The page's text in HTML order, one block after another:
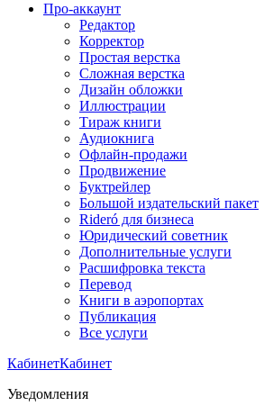
Про-аккаунт
Редактор
Корректор
Простая верстка
Сложная верстка
Дизайн обложки
Иллюстрации
Тираж книги
Аудиокнига
Офлайн-продажи
Продвижение
Буктрейлер
Большой издательский пакет
Rideró для бизнеса
Юридический советник
Дополнительные услуги
Расшифровка текста
Перевод
Книги в аэропортах
Публикация
Все услуги
КабинетКабинет
Уведомления